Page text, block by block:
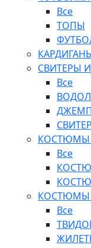
Все
ТОПЫ
СВИТЕРЫ
Все
КОСТЮМЫ
Все
КОСТЮМЫ
Все